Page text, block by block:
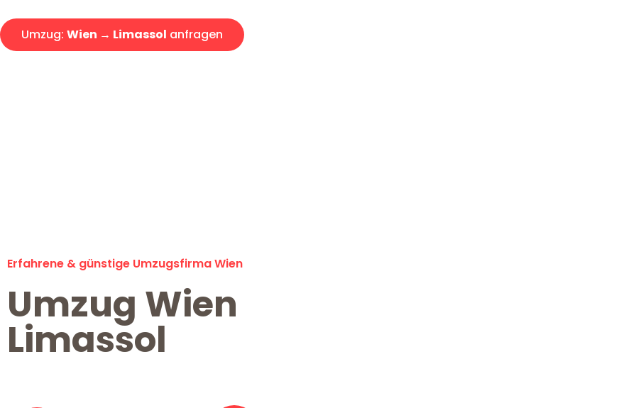
Umzug: Wien → Limassol anfragen
Erfahrene & günstige Umzugsfirma Wien
Umzug Wien
Limassol